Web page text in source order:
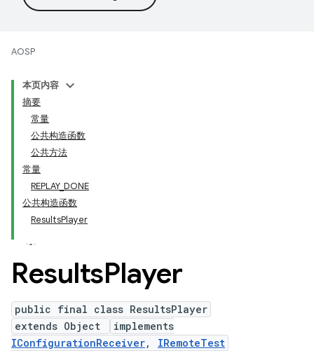
AOSP
本页内容
摘要
常量
公共构造函数
公共方法
常量
REPLAY_DONE
公共构造函数
ResultsPlayer
ResultsPlayer
public final class ResultsPlayer
extends Object
implements
IConfigurationReceiver, IRemoteTest